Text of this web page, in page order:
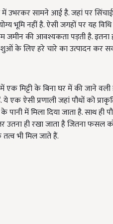
उभरकर सामने आई है. जहां पर
भूमि नहीं है. ऐसी जगहों पर यह
जमीन की आवश्यकता पड़ती है.
के लिए हरे चारे का उत्पादन कर
में एक मिट्टी के बिना घर में की जाने
एक ऐसी प्रणाली जहां पौधों को
पानी में मिला दिया जाता है. साथ ही
ही रखा जाता है जितना फसल
भी मिल जाते हैं.